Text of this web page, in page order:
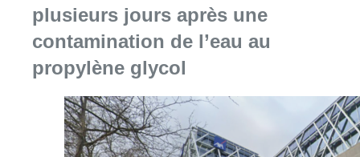
plusieurs jours après une
contamination de l’eau au
propylène glycol